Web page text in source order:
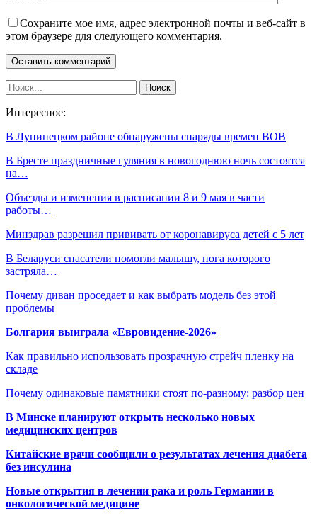
Сохраните мое имя, адрес электронной почты и веб-сайт в
этом браузере для следующего комментария.
Интересное:
В Лунинецком районе обнаружены снаряды времен ВОВ
В Бресте праздничные гуляния в новогоднюю ночь состоятся
на…
Объезды и изменения в расписании 8 и 9 мая в части
работы…
Минздрав разрешил прививать от коронавируса детей с 5 лет
В Беларуси спасатели помогли малышу, нога которого
застряла…
Почему диван проседает и как выбрать модель без этой
проблемы
Болгария выиграла «Евровидение-2026»
Как правильно использовать прозрачную стрейч пленку на
складе
Почему одинаковые памятники стоят по-разному: разбор цен
В Минске планируют открыть несколько новых
медицинских центров
Китайские врачи сообщили о результатах лечения диабета
без инсулина
Новые открытия в лечении рака и роль Германии в
онкологической медицине